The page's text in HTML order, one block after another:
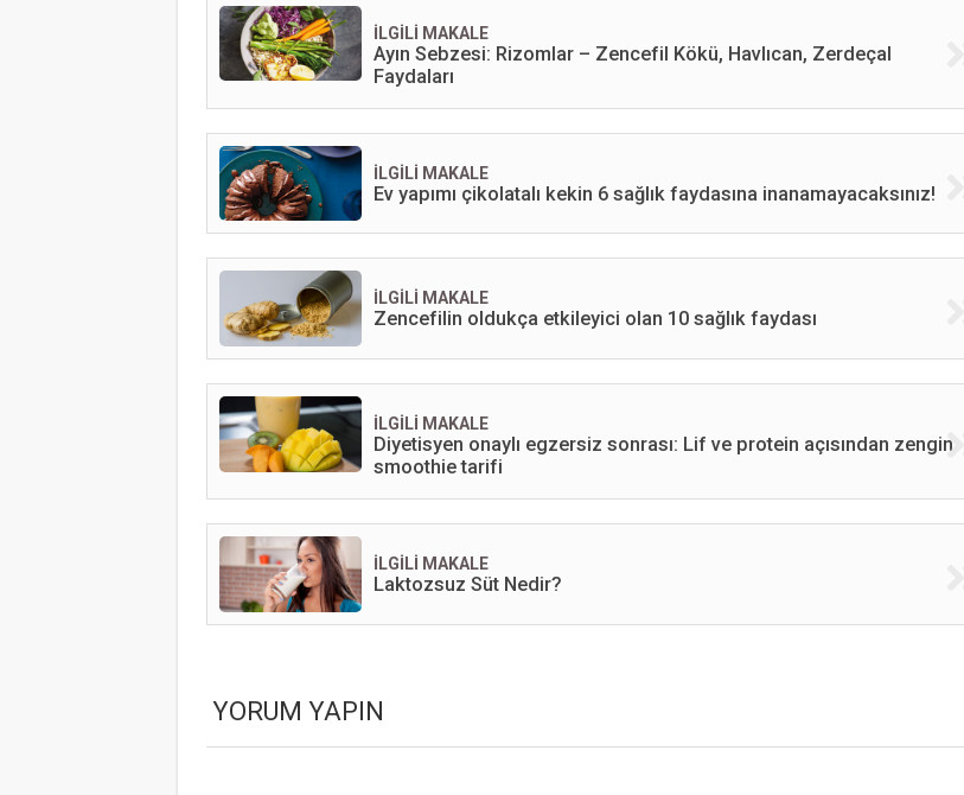
İLGİLİ MAKALE
Ayın Sebzesi: Rizomlar – Zencefil Kökü, Havlıcan, Zerdeçal
Faydaları
İLGİLİ MAKALE
Ev yapımı çikolatalı kekin 6 sağlık faydasına inanamayacaksınız!
İLGİLİ MAKALE
Zencefilin oldukça etkileyici olan 10 sağlık faydası
İLGİLİ MAKALE
Diyetisyen onaylı egzersiz sonrası: Lif ve protein açısından zengin
smoothie tarifi
İLGİLİ MAKALE
Laktozsuz Süt Nedir?
YORUM YAPIN